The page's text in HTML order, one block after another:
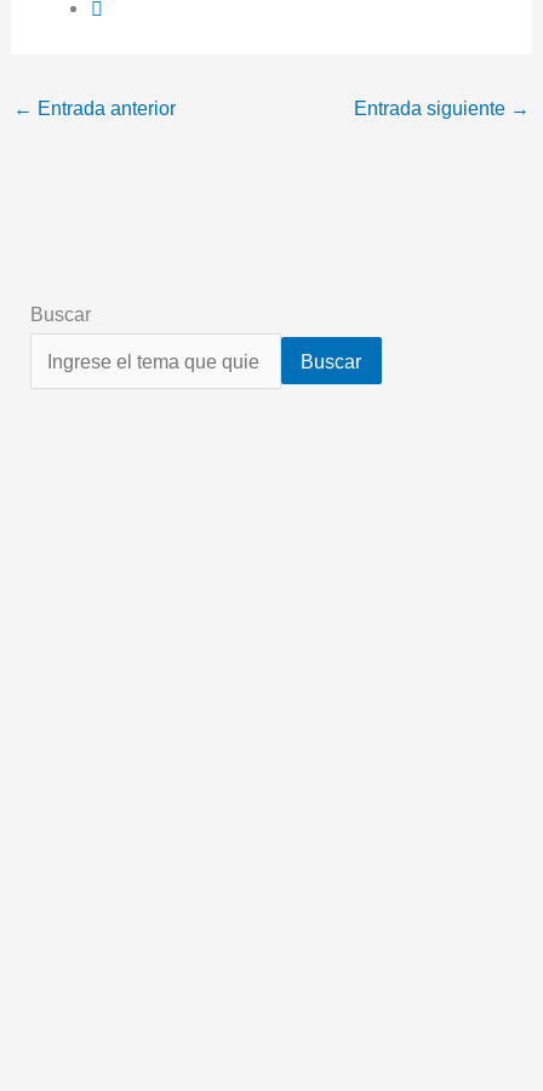
← Entrada anterior Entrada siguiente →
Buscar
Buscar